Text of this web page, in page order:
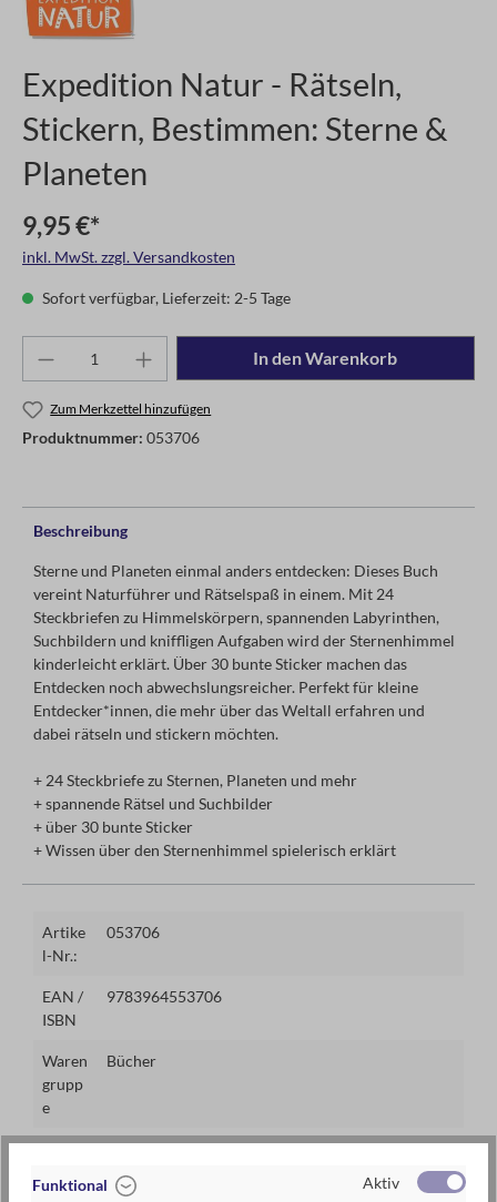
Expedition Natur - Rätseln,
Stickern, Bestimmen: Sterne &
Planeten
9,95 €*
inkl. MwSt. zzgl. Versandkosten
Sofort verfügbar, Lieferzeit: 2-5 Tage
In den Warenkorb
Zum Merkzettel hinzufügen
Produktnummer: 053706
Beschreibung
Sterne und Planeten einmal anders entdecken: Dieses Buch
vereint Naturführer und Rätselspaß in einem. Mit 24
Steckbriefen zu Himmelskörpern, spannenden Labyrinthen,
Suchbildern und kniffligen Aufgaben wird der Sternenhimmel
kinderleicht erklärt. Über 30 bunte Sticker machen das
Entdecken noch abwechslungsreicher. Perfekt für kleine
Entdecker*innen, die mehr über das Weltall erfahren und
dabei rätseln und stickern möchten.
+ 24 Steckbriefe zu Sternen, Planeten und mehr
+ spannende Rätsel und Suchbilder
+ über 30 bunte Sticker
+ Wissen über den Sternenhimmel spielerisch erklärt
Artike
l-Nr.:
053706
EAN /
ISBN
9783964553706
Waren
grupp
e
Bücher
Lieferz
2-5 Tage
Funktional Aktiv